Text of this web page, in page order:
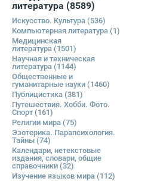
литература (8589)
Искусство. Культура (536)
Компьютерная литература (1)
Медицинская
литература (1501)
Научная и техническая
литература (1144)
Общественные и
гуманитарные науки (1460)
Публицистика (381)
Путешествия. Хобби. Фото.
Спорт(161)
Религии мира (75)
Эзотерика. Парапсихология.
Тайны (74)
Календари, нетекстовые
издания, словари, общие
справочники (32)
Изучение языков мира (112)